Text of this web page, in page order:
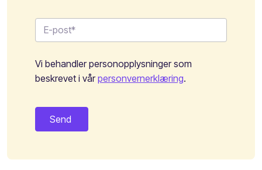
Vi behandler personopplysninger som
beskrevet i vårpersonvernerklæring.